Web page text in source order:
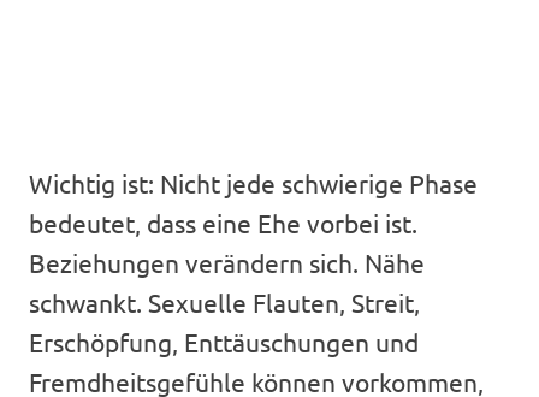
Wichtig ist: Nicht jede schwierige Phase
bedeutet, dass eine Ehe vorbei ist.
Beziehungen verändern sich. Nähe
schwankt. Sexuelle Flauten, Streit,
Erschöpfung, Enttäuschungen und
Fremdheitsgefühle können vorkommen,